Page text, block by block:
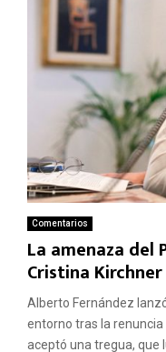
Comentarios
La amenaza
Cristina Kirchner
Alberto Fernández
entorno tras la renuncia
aceptó una tregua, que